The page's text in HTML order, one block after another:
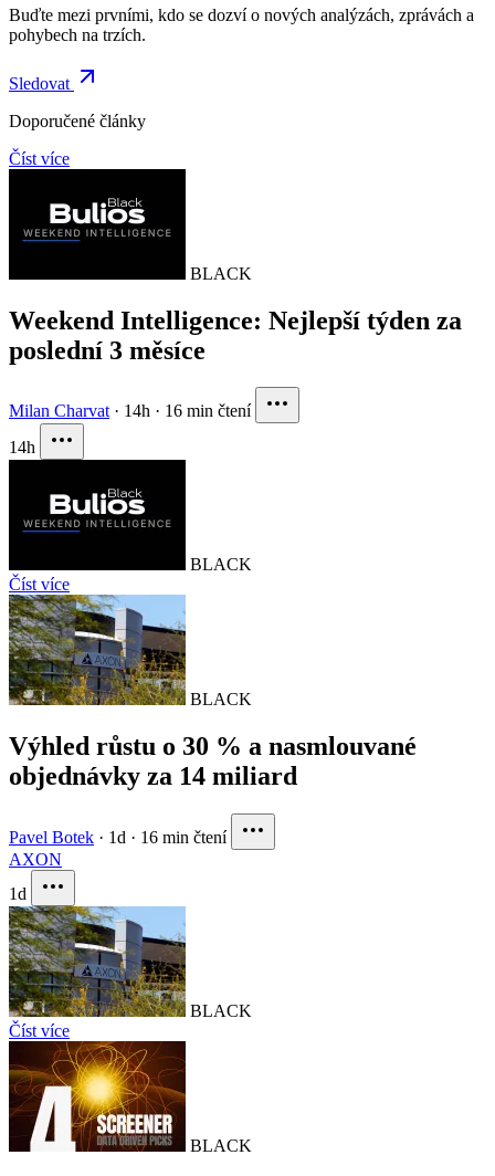
Buďte mezi prvními, kdo se dozví o nových analýzách, zprávách a
pohybech na trzích.
Sledovat
Doporučené články
Číst více
BLACK
Weekend Intelligence: Nejlepší týden za
poslední 3 měsíce
Milan Charvat · 14h · 16 min čtení
14h
BLACK
Číst více
BLACK
Výhled růstu o 30 % a nasmlouvané
objednávky za 14 miliard
Pavel Botek · 1d · 16 min čtení
AXON
1d
BLACK
Číst více
BLACK